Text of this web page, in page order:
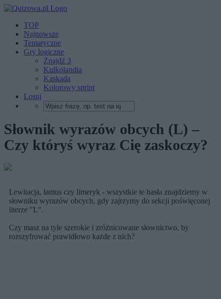
TOP
Najnowsze
Tematyczne
Gry logiczne
Znajdź 3
Kulkolandia
Kaskada
Kolorowy sprint
Losuj
Słownik wyrazów obcych (L) –
Czy któryś wyraz Cię zaskoczy?
Lewitacja, lamus czy limeryk - wszystkie te hasła znajdziemy w
słowniku wyrazów obcych, gdy zajrzymy do sekcji poświęconej
literze "L".
Czy masz na tyle szerokie i zróżnicowane słownictwo, by
rozszyfrować prawidłowo każde z nich?